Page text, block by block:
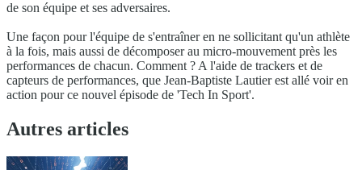
de son équipe et ses adversaires.
Une façon pour l'équipe de s'entraîner en ne sollicitant qu'un athlète
à la fois, mais aussi de décomposer au micro-mouvement près les
performances de chacun. Comment ? A l'aide de trackers et de
capteurs de performances, que Jean-Baptiste Lautier est allé voir en
action pour ce nouvel épisode de 'Tech In Sport'.
Autres articles